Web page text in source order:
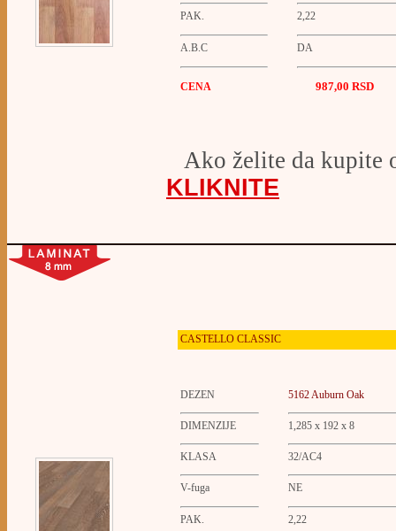
PAK. 2,22
A.B.C DA
CENA 987,00 RSD
Ako želite da kupite
KLIKNITE
CASTELLO CLASSIC
DEZEN 5162 Auburn Oak
DIMENZIJE 1,285 x 192 x 8
KLASA 32/AC4
V-fuga NE
PAK. 2,22